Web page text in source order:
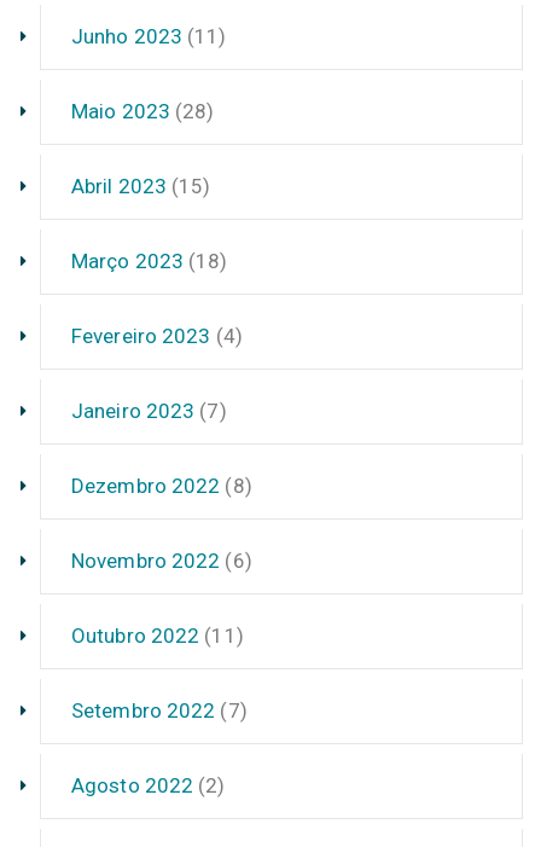
Junho 2023 (11)
Maio 2023 (28)
Abril 2023 (15)
Março 2023 (18)
Fevereiro 2023 (4)
Janeiro 2023 (7)
Dezembro 2022 (8)
Novembro 2022 (6)
Outubro 2022 (11)
Setembro 2022 (7)
Agosto 2022 (2)